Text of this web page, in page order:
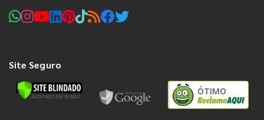
Site Seguro
ÓTIMO